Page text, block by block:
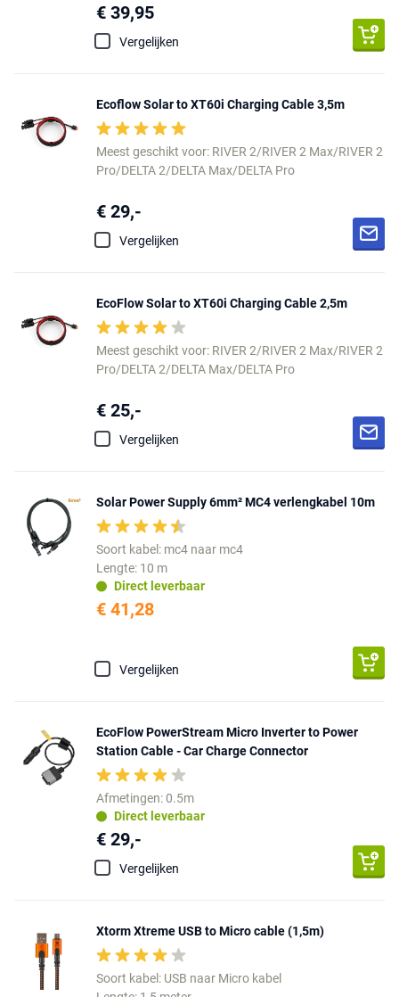
€ 39,95
Vergelijken
Ecoflow Solar to XT60i Charging Cable 3,5m
Meest geschikt voor: RIVER 2/RIVER 2 Max/RIVER 2
Pro/DELTA 2/DELTA Max/DELTA Pro
€ 29,-
Vergelijken
EcoFlow Solar to XT60i Charging Cable 2,5m
Meest geschikt voor: RIVER 2/RIVER 2 Max/RIVER 2
Pro/DELTA 2/DELTA Max/DELTA Pro
€ 25,-
Vergelijken
Solar Power Supply 6mm² MC4 verlengkabel 10m
Soort kabel: mc4 naar mc4
Lengte: 10 m
Direct leverbaar
€ 41,28
Vergelijken
EcoFlow PowerStream Micro Inverter to Power
Station Cable - Car Charge Connector
Afmetingen: 0.5m
Direct leverbaar
€ 29,-
Vergelijken
Xtorm Xtreme USB to Micro cable (1,5m)
Soort kabel: USB naar Micro kabel